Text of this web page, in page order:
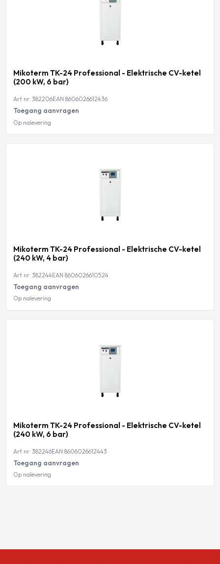
Mikoterm TK-24 Professional - Elektrische CV-ketel
(200 kW, 6 bar)
Art.nr. 382206EAN 8606026612436
Toegang aanvragen
Op nalevering
Mikoterm TK-24 Professional - Elektrische CV-ketel
(240 kW, 4 bar)
Art.nr. 382244EAN 8606026610524
Toegang aanvragen
Op nalevering
Mikoterm TK-24 Professional - Elektrische CV-ketel
(240 kW, 6 bar)
Art.nr. 382246EAN 8606026612443
Toegang aanvragen
Op nalevering